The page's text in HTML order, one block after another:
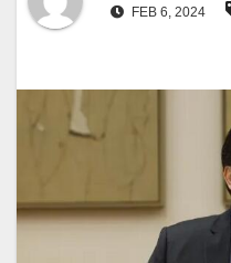
FEB 6, 2024